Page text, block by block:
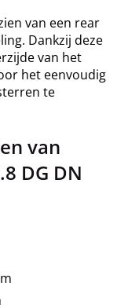
van een rear
Dankzij deze
van het
het eenvoudig
te
van
DG DN